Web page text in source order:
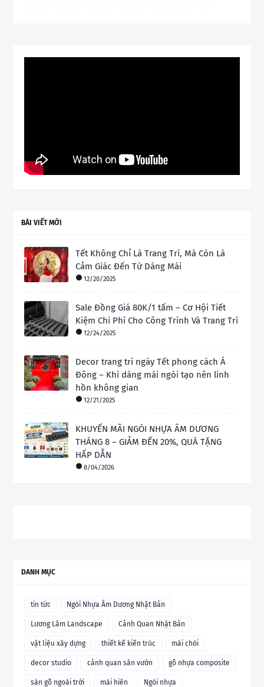
BÀI VIẾT MỚI
Tết Không Chỉ Là Trang Trí, Mà Còn Là
Cảm Giác Đến Từ Dáng Mái
12/20/2025
Sale Đồng Giá 80K/1 tấm – Cơ Hội Tiết
Kiệm Chi Phí Cho Công Trình Và Trang Trí
12/24/2025
Decor trang trí ngày Tết phong cách Á
Đông – Khi dáng mái ngói tạo nên linh
hồn không gian
12/21/2025
KHUYẾN MÃI NGÓI NHỰA ÂM DƯƠNG
THÁNG 8 – GIẢM ĐẾN 20%, QUÀ TẶNG
HẤP DẪN
8/04/2026
DANH MỤC
tin tức Ngói Nhựa Âm Dương Nhật Bản
Lương Lâm Landscape Cảnh Quan Nhật Bản
vật liệu xây dựng thiết kế kiến trúc mái chòi
decor studio cảnh quan sân vườn gỗ nhựa composite
sàn gỗ ngoài trời mái hiên Ngói nhựa